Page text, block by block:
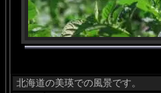
北海道の美瑛での風景です。